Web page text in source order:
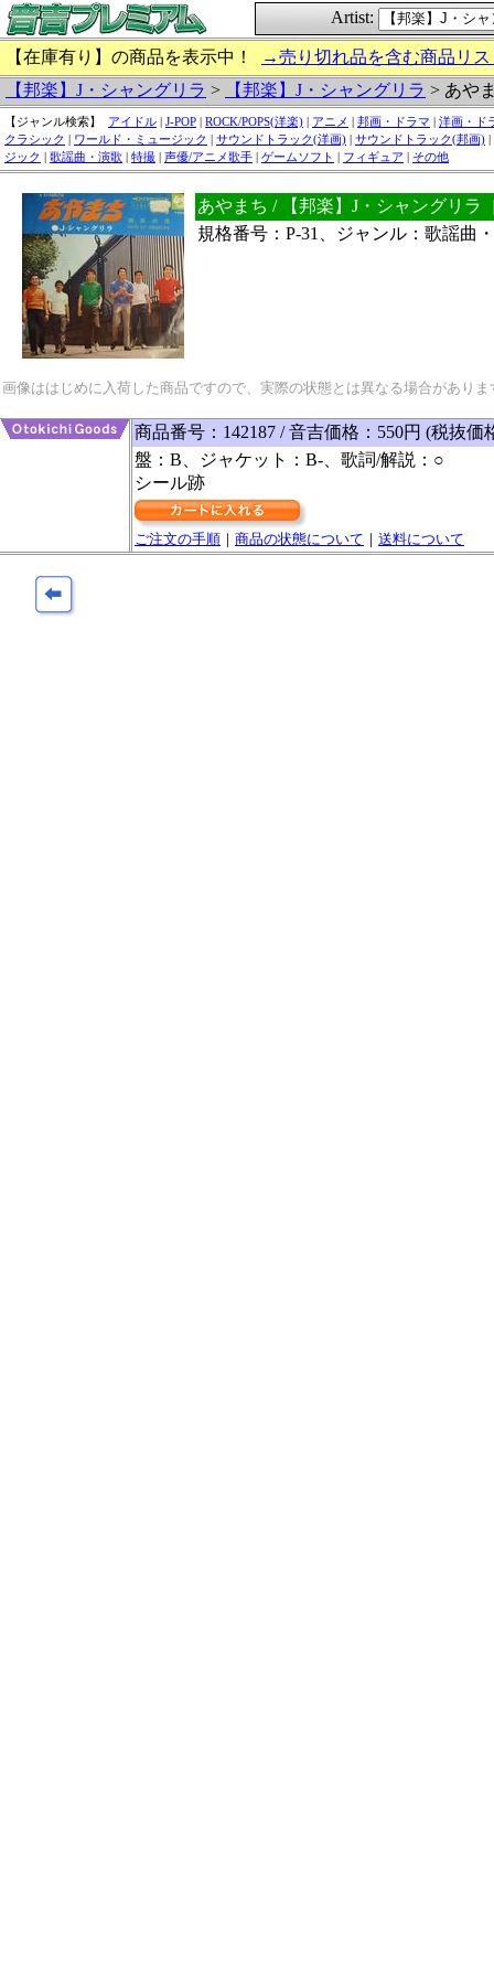
Artist:
【在庫有り】の商品を表示中！
→売り切れ品を含む商品リ
【邦楽】J・シャングリラ > 【邦楽】J・シャングリラ > あや
【ジャンル検索】 アイドル | J-POP | ROCK/POPS(洋楽) | アニメ | 邦画・ドラマ | 洋画・ド
クラシック | ワールド・ミュージック | サウンドトラック(洋画) | サウンドトラック(邦画) |
ジック | 歌謡曲・演歌 | 特撮 | 声優/アニメ歌手 | ゲームソフト | フィギュア | その他
あやまち / 【邦楽】J・シャングリラ
規格番号：P-31、ジャンル：歌謡曲
画像ははじめに入荷した商品ですので、実際の状態とは異なる場合があり
商品番号：142187 / 音吉価格：550円 (税抜価
盤：B、ジャケット：B-、歌詞/解説：○
シール跡
ご注文の手順 ｜ 商品の状態について ｜ 送料について